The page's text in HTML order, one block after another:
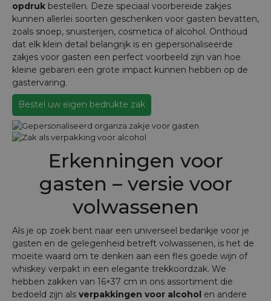
opdruk bestellen. Deze speciaal voorbereide zakjes
kunnen allerlei soorten geschenken voor gasten bevatten,
zoals snoep, snuisterijen, cosmetica of alcohol. Onthoud
dat elk klein detail belangrijk is en gepersonaliseerde
zakjes voor gasten een perfect voorbeeld zijn van hoe
kleine gebaren een grote impact kunnen hebben op de
gastervaring.
Bestel uw eigen bedrukte zak
Erkenningen voor
gasten – versie voor
volwassenen
Als je op zoek bent naar een universeel bedankje voor je
gasten en de gelegenheid betreft volwassenen, is het de
moeite waard om te denken aan een fles goede wijn of
whiskey verpakt in een elegante trekkoordzak. We
hebben zakken van 16×37 cm in ons assortiment die
bedoeld zijn als verpakkingen voor alcohol en andere